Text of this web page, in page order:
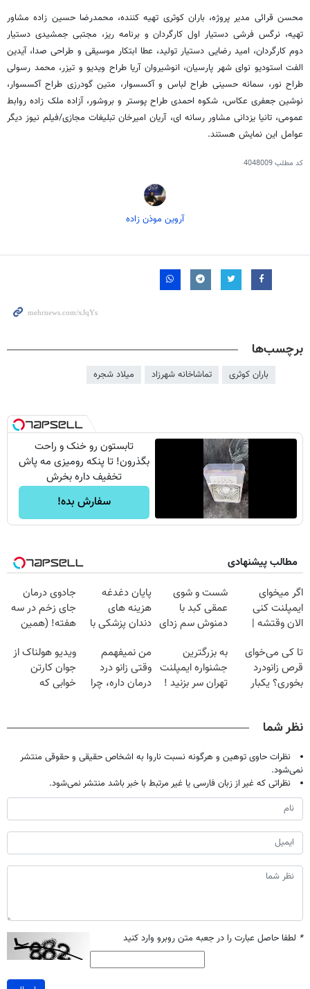
محسن قرائی مدیر پروژه، باران کوثری تهیه کننده، محمدرضا حسین زاده مشاور
تهیه، نرگس فرشی دستیار اول کارگردان و برنامه ریز، مجتبی جمشیدی دستیار
دوم کارگردان، امید رضایی دستیار تولید، عطا ابتکار موسیقی و طراحی صدا، آیدین
الفت استودیو نوای شهر پارسیان، انوشیروان آریا طراح ویدیو و تیزر، محمد رسولی
طراح نور، سمانه حسینی طراح لباس و آکسسوار، متین گودرزی طراح آکسسوار،
نوشین جعفری عکاس، شکوه احمدی طراح پوستر و بروشور، آزاده ملک زاده روابط
عمومی، تانیا یزدانی مشاور رسانه ای، آریان امیرخان تبلیغات مجازی/فیلم نیوز دیگر
عوامل این نمایش هستند.
کد مطلب4048009
آروین موذن زاده
برچسب‌ها
باران کوثری تماشاخانه شهرزاد میلاد شجره
تابستون رو خنک و راحت
بگذرون! تا پنکه رومیزی مه پاش
تخفیف داره بخرش
سفارش بده!
مطالب پیشنهادی
اگر میخوای
ایمپلنت کنی
الان وقتشه |
میلیون تومان!!!
شست و شوی
عمقی کبد با
دمنوش سم زدای
پایان دغدغه
هزینه های
دندان پزشکی با
خانگی
جادوی درمان
جای زخم در سه
هفته! (همین
صحبت کنید)
تا کی می‌خوای
قرص زانودرد
بخوری؟ یکبار
به بزرگترین
جشنواره ایمپلنت
تهران سر بزنید !
من نمیفهمم
وقتی زانو درد
درمان داره، چرا
ویدیو هولناک از
جوان کارتن
خوابی که
نظر شما
نظرات حاوی توهین و هرگونه نسبت ناروا به اشخاص حقیقی و حقوقی منتشر
نمی‌شود.
نظراتی که غیر از زبان فارسی یا غیر مرتبط با خبر باشد منتشر نمی‌شود.
* لطفا حاصل عبارت را در جعبه متن روبرو وارد کنید